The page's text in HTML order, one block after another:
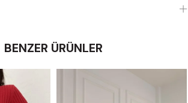
BENZER ÜRÜNLER